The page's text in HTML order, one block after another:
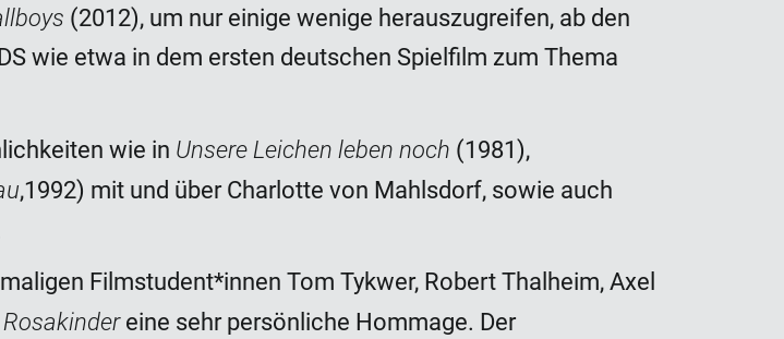
(2012), um nur einige wenige herauszugreifen, ab den
wie etwa in dem ersten deutschen Spielfilm zum Thema
wie in Unsere Leichen leben noch (1981),
,1992) mit und über Charlotte von Mahlsdorf, sowie auch
Filmstudent*innen Tom Tykwer, Robert Thalheim, Axel
Rosakindereine sehr persönliche Hommage. Der